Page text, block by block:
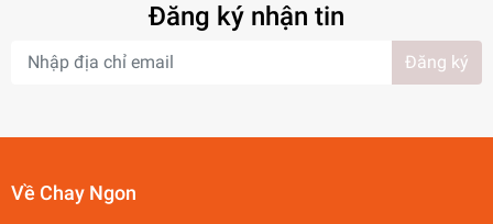
Đăng ký nhận tin
Đăng ký
Về Chay Ngon